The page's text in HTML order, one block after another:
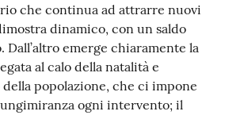
che continua ad attrarre nuovi
dinamico, con un saldo
emerge chiaramente la
al calo della natalità e
popolazione, che ci impone
ogni intervento; il